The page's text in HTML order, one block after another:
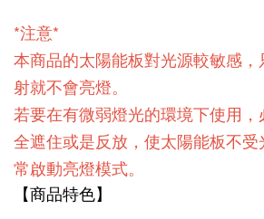
*注意*
本商品的太陽能板對光源較敏感
射就不會亮燈。
若要在有微弱燈光的環境下使用
全遮住或是反放，使太陽能板不
常啟動亮燈模式。
【商品特色】